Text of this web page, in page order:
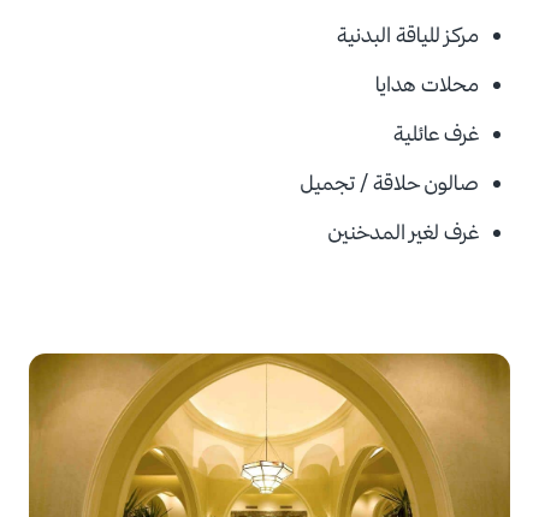
مركز للياقة البدنية
محلات هدايا
غرف عائلية
صالون حلاقة / تجميل
غرف لغير المدخنين